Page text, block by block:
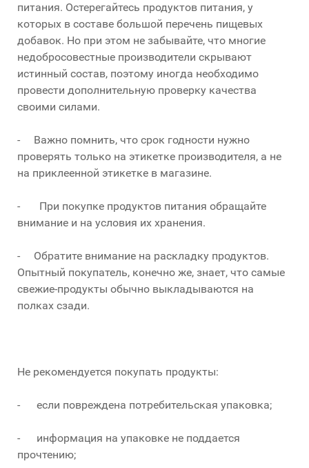
питания. Остерегайтесь продуктов питания, у
которых в составе большой перечень пищевых
добавок. Но при этом не забывайте, что многие
недобросовестные производители скрывают
истинный состав, поэтому иногда необходимо
провести дополнительную проверку качества
своими силами.
- Важно помнить, что срок годности нужно
проверять только на этикетке производителя, а не
на приклеенной этикетке в магазине.
- При покупке продуктов питания обращайте
внимание и на условия их хранения.
- Обратите внимание на раскладку продуктов.
Опытный покупатель, конечно же, знает, что самые
свежие-продукты обычно выкладываются на
полках сзади.
Не рекомендуется покупать продукты:
- если повреждена потребительская упаковка;
- информация на упаковке не поддается
прочтению;